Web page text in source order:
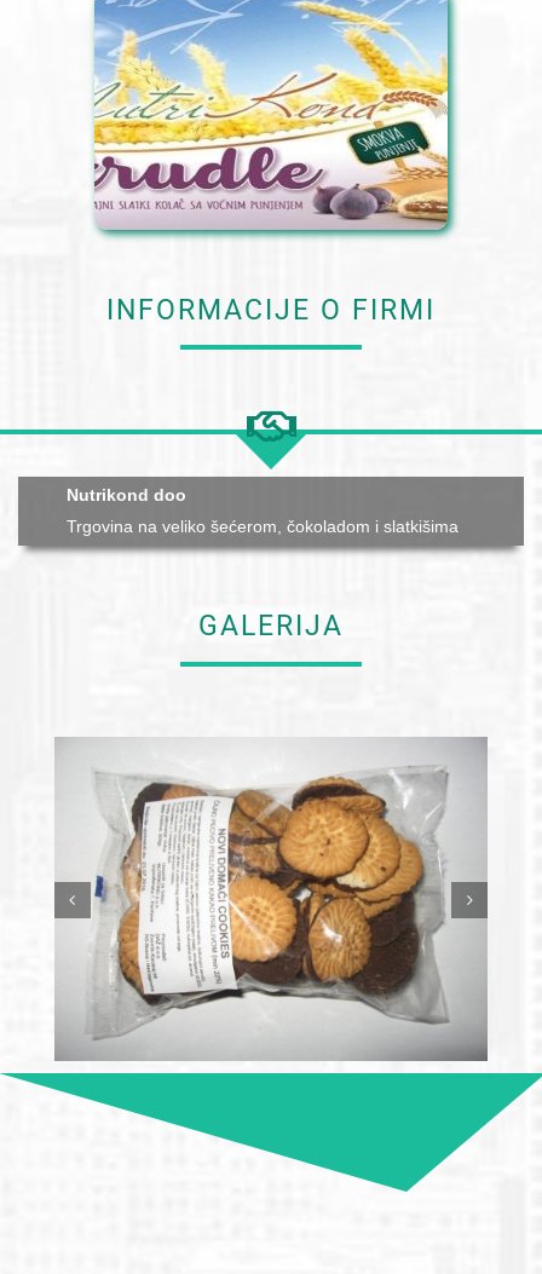
INFORMACIJE O FIRMI
Nutrikond doo
Trgovina na veliko šećerom, čokoladom i slatkišima
GALERIJA